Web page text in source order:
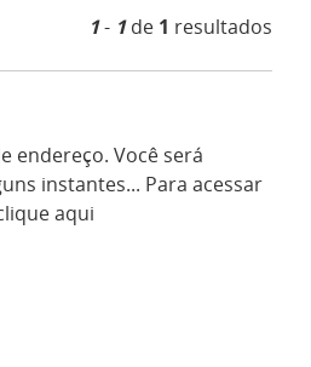
1- 1de 1 resultados
endereço. Você será
instantes... Para acessar
aqui